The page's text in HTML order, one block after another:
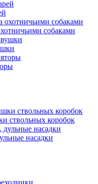
собаками
ствольных коробок
насадки